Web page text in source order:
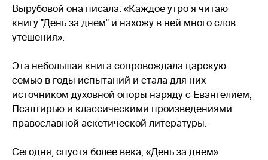
Вырубовой она писала: «Каждое утро я читаю
книгу "День за днем" и нахожу в ней много слов
утешения».
Эта небольшая книга сопровождала царскую
семью в годы испытаний и стала для них
источником духовной опоры наряду с Евангелием,
Псалтирью и классическими произведениями
православной аскетической литературы.
Сегодня, спустя более века, «День за днем»